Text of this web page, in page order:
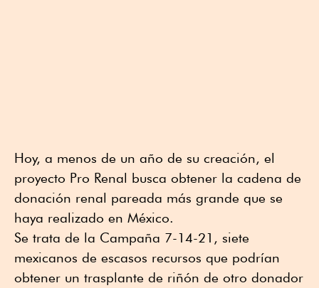
Hoy, a menos de un año de su creación, el
proyecto Pro Renal busca obtener la cadena de
donación renal pareada más grande que se
haya realizado en México.
Se trata de la Campaña 7-14-21, siete
mexicanos de escasos recursos que podrían
obtener un trasplante de riñón de otro donador